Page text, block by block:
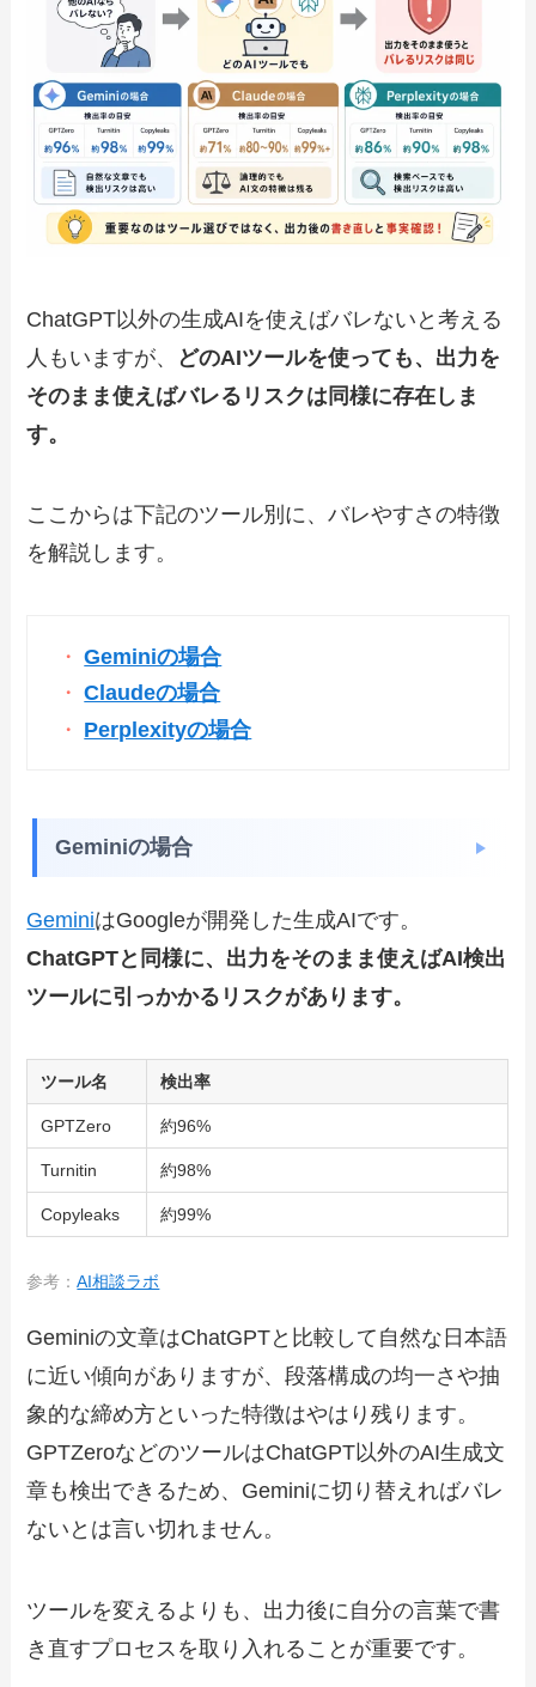
ChatGPT以外の生成AIを使えばバレないと考える
人もいますが、
どのAIツールを使っても、出力を
そのまま使えばバレるリスクは同様に存在しま
す。
ここからは下記のツール別に、バレやすさの特徴
を解説します。
Geminiの場合
Claudeの場合
Perplexityの場合
Geminiの場合
GeminiはGoogleが開発した生成AIです。
ChatGPTと同様に、出力をそのまま使えばAI検出
ツールに引っかかるリスクがあります。
ツール名 検出率
GPTZero 約96%
Turnitin 約98%
Copyleaks 約99%
参考：AI相談ラボ
Geminiの文章はChatGPTと比較して自然な日本語
に近い傾向がありますが、段落構成の均一さや抽
象的な締め方といった特徴はやはり残ります。
GPTZeroなどのツールはChatGPT以外のAI生成文
章も検出できるため、Geminiに切り替えればバレ
ないとは言い切れません。
ツールを変えるよりも、出力後に自分の言葉で書
き直すプロセスを取り入れることが重要です。